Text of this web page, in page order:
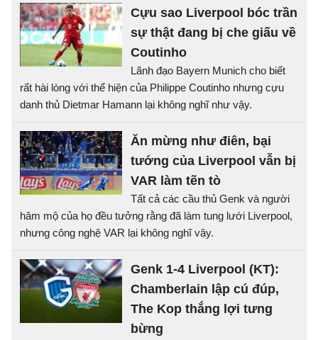
Cựu sao Liverpool bóc trần
sự thật đang bị che giấu về
Coutinho
Lãnh đạo Bayern Munich cho biết
rất hài lòng với thể hiện của Philippe Coutinho nhưng cựu
danh thủ Dietmar Hamann lại không nghĩ như vậy.
Ăn mừng như điên, bại
tướng của Liverpool vẫn bị
VAR làm tẽn tò
Tất cả các cầu thủ Genk và người
hâm mộ của họ đều tưởng rằng đã làm tung lưới Liverpool,
nhưng công nghệ VAR lại không nghĩ vậy.
Genk 1-4 Liverpool (KT):
Chamberlain lập cú đúp,
The Kop thắng lợi tưng
bừng